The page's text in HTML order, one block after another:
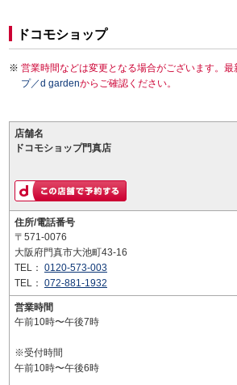
ドコモショップ
営業時間などは変更となる場合がございます。最
プ／d gardenからご確認ください。
店舗名
ドコモショップ門真店
住所/電話番号
〒571-0076
大阪府門真市大池町43-16
TEL： 0120-573-003
TEL： 072-881-1932
営業時間
午前10時〜午後7時
※受付時間
午前10時〜午後6時